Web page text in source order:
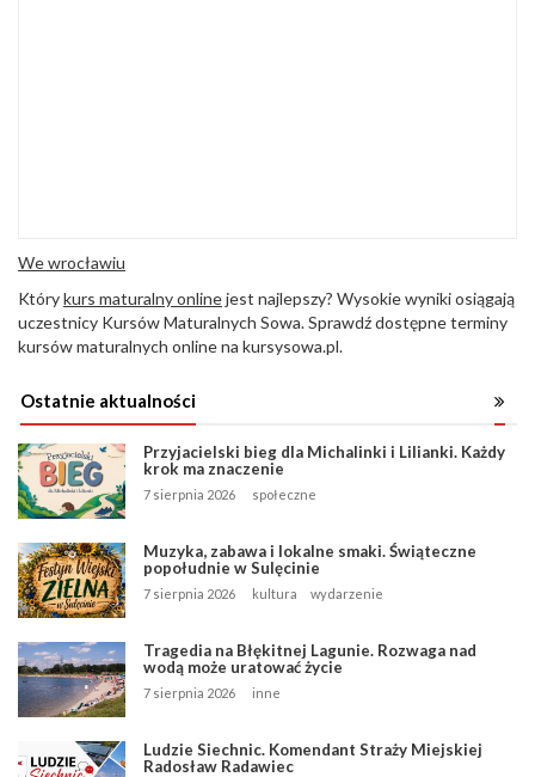
We wrocławiu
Którykurs maturalny onlinejest najlepszy? Wysokie wyniki osiągają
uczestnicy Kursów Maturalnych Sowa. Sprawdź dostępne terminy
kursów maturalnych online na kursysowa.pl.
Ostatnie aktualności
Przyjacielski bieg dla Michalinki i Lilianki. Każdy
krok ma znaczenie
7 sierpnia 2026 społeczne
Muzyka, zabawa i lokalne smaki. Świąteczne
popołudnie w Sulęcinie
7 sierpnia 2026 kultura wydarzenie
Tragedia na Błękitnej Lagunie. Rozwaga nad
wodą może uratować życie
7 sierpnia 2026 inne
Ludzie Siechnic. Komendant Straży Miejskiej
Radosław Radawiec